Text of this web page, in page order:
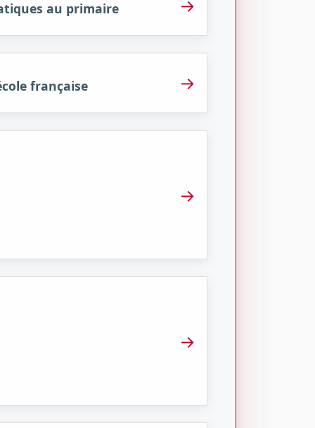
au primaire →
française →
→
→